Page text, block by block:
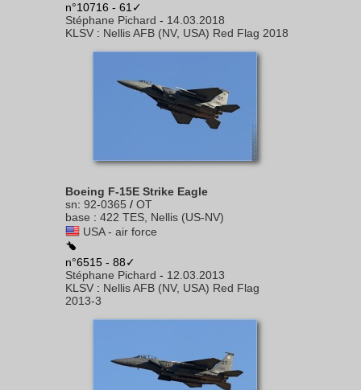
n°10716 - 61✓
Stéphane Pichard - 14.03.2018
KLSV : Nellis AFB (NV, USA) Red Flag 2018
Boeing F-15E Strike Eagle
sn: 92-0365 / OT
base : 422 TES, Nellis (US-NV)
USA - air force
n°6515 - 88✓
Stéphane Pichard - 12.03.2013
KLSV : Nellis AFB (NV, USA) Red Flag
2013-3